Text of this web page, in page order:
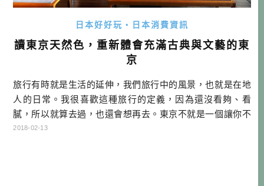
日本好好玩・日本消費資訊
讀東京天然色，重新體會充滿古典與文藝的東
京
旅行有時就是生活的延伸，我們旅行中的風景，也就是在地
人的日常。我很喜歡這種旅行的定義，因為還沒看夠、看
膩，所以就算去過，也還會想再去。東京不就是一個讓你不
會膩的地方嗎? 說到膩，又有幾個人有比劉作家更有資格說
2018-02-13